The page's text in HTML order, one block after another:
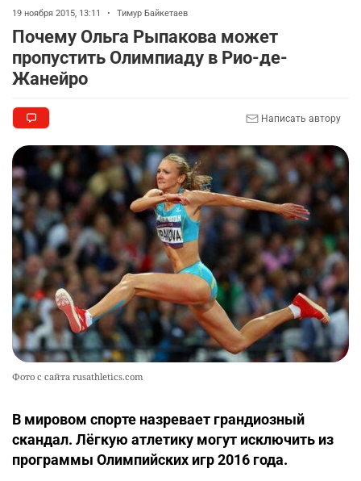
19 ноября 2015, 13:11 • Тимур Байкетаев
Почему Ольга Рыпакова может
пропустить Олимпиаду в Рио-де-
Жанейро
Написать автору
Фото с сайта rusathletics.com
В мировом спорте назревает грандиозный
скандал. Лёгкую атлетику могут исключить из
программы Олимпийских игр 2016 года.